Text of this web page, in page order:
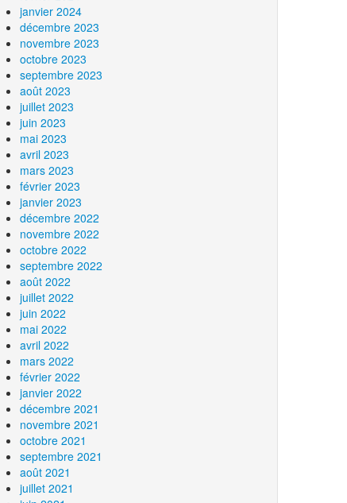
janvier 2024
décembre 2023
novembre 2023
octobre 2023
septembre 2023
août 2023
juillet 2023
juin 2023
mai 2023
avril 2023
mars 2023
février 2023
janvier 2023
décembre 2022
novembre 2022
octobre 2022
septembre 2022
août 2022
juillet 2022
juin 2022
mai 2022
avril 2022
mars 2022
février 2022
janvier 2022
décembre 2021
novembre 2021
octobre 2021
septembre 2021
août 2021
juillet 2021